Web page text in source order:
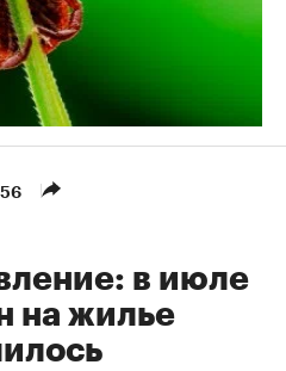
в июле
на жилье